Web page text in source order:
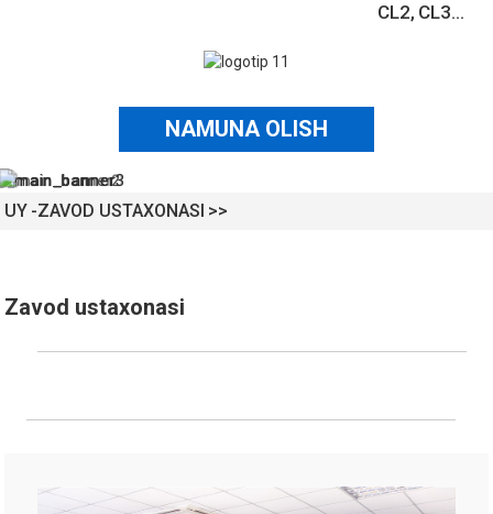
CL2 CL3...
NAMUNA OLISH
UY ZAVOD USTAXONASI
Zavod ustaxonasi